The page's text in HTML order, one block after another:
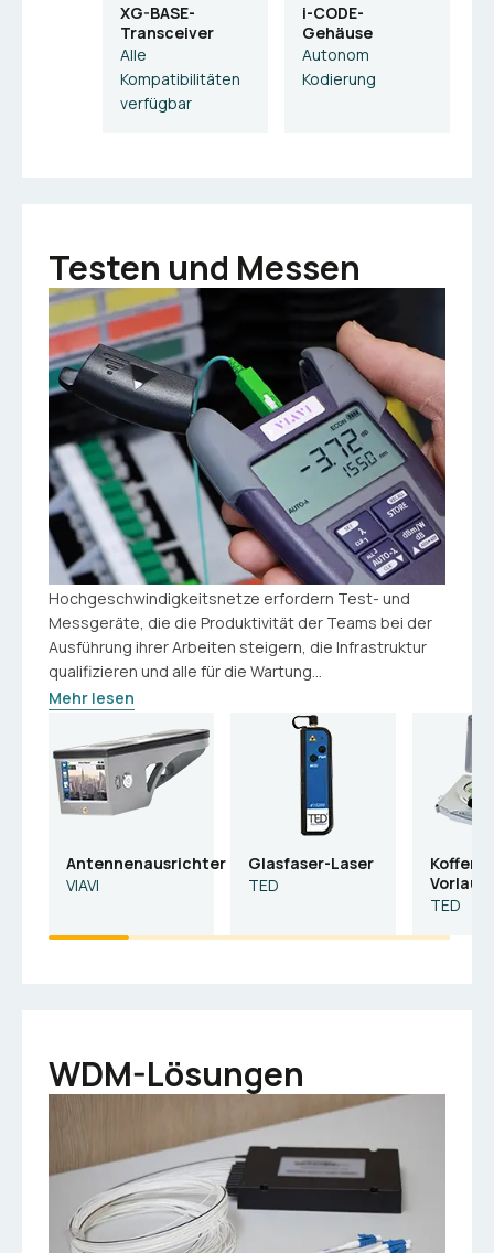
XG-BASE-
Transceiver
Alle
Kompatibilitäten
verfügbar
i-CODE-
Gehäuse
Autonom
Kodierung
Testen und Messen
Hochgeschwindigkeitsnetze erfordern Test- und
Messgeräte, die die Produktivität der Teams bei der
Ausführung ihrer Arbeiten steigern, die Infrastruktur
qualifizieren und alle für die Wartung...
Mehr lesen
Antennenausrichter
VIAVI
Glasfaser-Laser
TED
Koffer
TED
WDM-Lösungen